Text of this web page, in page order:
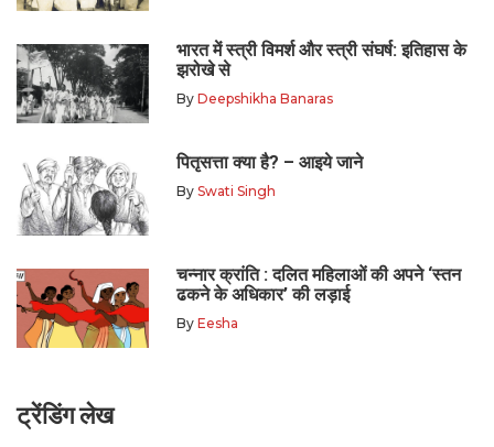
भारत में स्त्री विमर्श और स्त्री संघर्ष: इतिहास के
झरोखे से
By Deepshikha Banaras
पितृसत्ता क्या है? – आइये जाने
By Swati Singh
चन्नार क्रांति : दलित महिलाओं की अपने ‘स्तन
ढकने के अधिकार’ की लड़ाई
By Eesha
ट्रेंडिंग लेख